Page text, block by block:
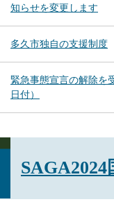
知らせを変更します
多久市独自の支援制度
緊急事態宣言の解除を
日付）
SAGA2024